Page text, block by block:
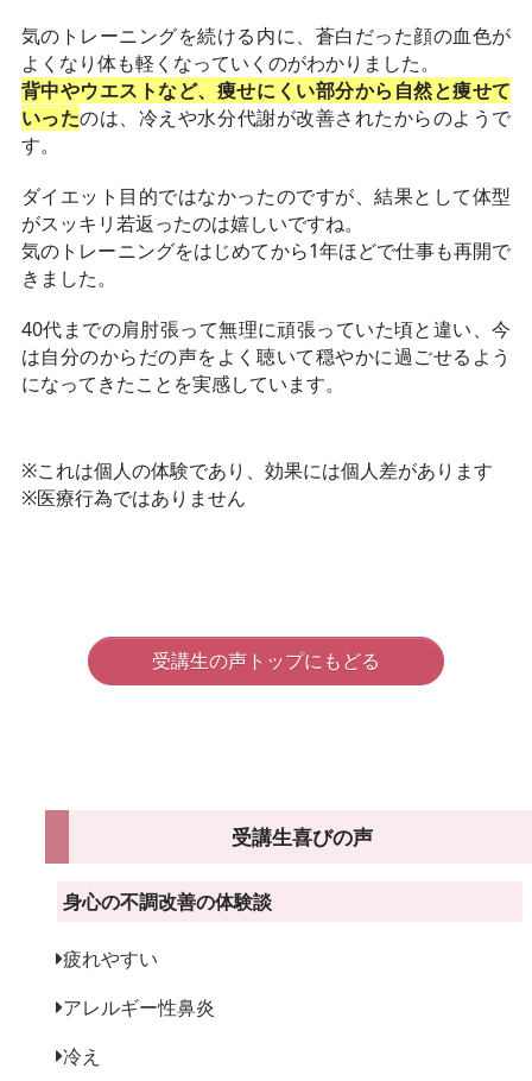
気のトレーニングを続ける内に、蒼白だった顔の血色が
よくなり体も軽くなっていくのがわかりました。
背中やウエストなど、痩せにくい部分から自然と痩せて
いったのは、冷えや水分代謝が改善されたからのようで
す。
ダイエット目的ではなかったのですが、結果として体型
がスッキリ若返ったのは嬉しいですね。
気のトレーニングをはじめてから1年ほどで仕事も再開で
きました。
40代までの肩肘張って無理に頑張っていた頃と違い、今
は自分のからだの声をよく聴いて穏やかに過ごせるよう
になってきたことを実感しています。
※これは個人の体験であり、効果には個人差があります
※医療行為ではありません
受講生の声トップにもどる
受講生喜びの声
身心の不調改善の体験談
疲れやすい
アレルギー性鼻炎
冷え